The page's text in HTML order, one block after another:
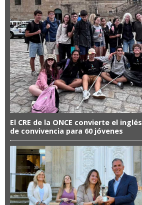
El CRE de la ONCE convierte el
de convivencia para 60 jóvenes